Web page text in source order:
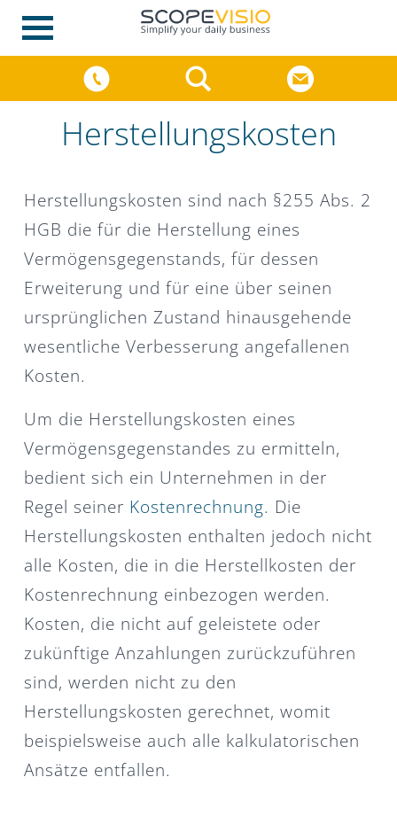
Herstellungskosten
Herstellungskosten sind nach §255 Abs. 2
HGB die für die Herstellung eines
Vermögensgegenstands, für dessen
Erweiterung und für eine über seinen
ursprünglichen Zustand hinausgehende
wesentliche Verbesserung angefallenen
Kosten.
Um die Herstellungskosten eines
Vermögensgegenstandes zu ermitteln,
bedient sich ein Unternehmen in der
Regel seiner Kostenrechnung. Die
Herstellungskosten enthalten jedoch nicht
alle Kosten, die in die Herstellkosten der
Kostenrechnung einbezogen werden.
Kosten, die nicht auf geleistete oder
zukünftige Anzahlungen zurückzuführen
sind, werden nicht zu den
Herstellungskosten gerechnet, womit
beispielsweise auch alle kalkulatorischen
Ansätze entfallen.